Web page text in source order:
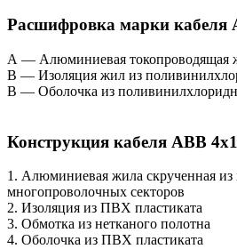
Расшифровка марки кабеля
А — Алюминиевая токопроводящая
В — Изоляция жил из
В — Оболочка из
Конструкция кабеля АВВ
1. Алюминиевая жила скрученная
многопроволочных секторов
2. Изоляция из ПВХ пластиката
3. Обмотка из нетканого полотна
4. Оболочка из ПВХ пластиката